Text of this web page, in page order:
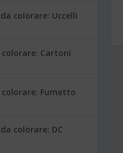
colorare: Uccelli
colorare: Cartoni
colorare: Fumetto
colorare: DC